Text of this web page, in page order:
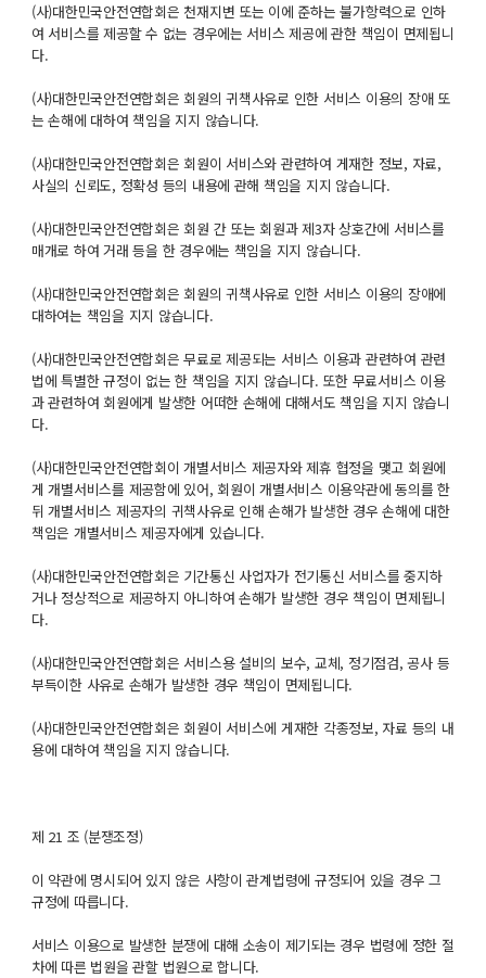
(사)대한민국안전연합회은 천재지변 또는 이에 준하는 불가항력으로 인하
여 서비스를 제공할 수 없는 경우에는 서비스 제공에 관한 책임이 면제됩니
다.
(사)대한민국안전연합회은 회원의 귀책사유로 인한 서비스 이용의 장애 또
는 손해에 대하여 책임을 지지 않습니다.
(사)대한민국안전연합회은 회원이 서비스와 관련하여 게재한 정보, 자료,
사실의 신뢰도, 정확성 등의 내용에 관해 책임을 지지 않습니다.
(사)대한민국안전연합회은 회원 간 또는 회원과 제3자 상호간에 서비스를
매개로 하여 거래 등을 한 경우에는 책임을 지지 않습니다.
(사)대한민국안전연합회은 회원의 귀책사유로 인한 서비스 이용의 장애에
대하여는 책임을 지지 않습니다.
(사)대한민국안전연합회은 무료로 제공되는 서비스 이용과 관련하여 관련
법에 특별한 규정이 없는 한 책임을 지지 않습니다. 또한 무료서비스 이용
과 관련하여 회원에게 발생한 어떠한 손해에 대해서도 책임을 지지 않습니
다.
(사)대한민국안전연합회이 개별서비스 제공자와 제휴 협정을 맺고 회원에
게 개별서비스를 제공함에 있어, 회원이 개별서비스 이용약관에 동의를 한
뒤 개별서비스 제공자의 귀책사유로 인해 손해가 발생한 경우 손해에 대한
책임은 개별서비스 제공자에게 있습니다.
(사)대한민국안전연합회은 기간통신 사업자가 전기통신 서비스를 중지하
거나 정상적으로 제공하지 아니하여 손해가 발생한 경우 책임이 면제됩니
다.
(사)대한민국안전연합회은 서비스용 설비의 보수, 교체, 정기점검, 공사 등
부득이한 사유로 손해가 발생한 경우 책임이 면제됩니다.
(사)대한민국안전연합회은 회원이 서비스에 게재한 각종정보, 자료 등의 내
용에 대하여 책임을 지지 않습니다.
제 21 조 (분쟁조정)
이 약관에 명시되어 있지 않은 사항이 관계법령에 규정되어 있을 경우 그
규정에 따릅니다.
서비스 이용으로 발생한 분쟁에 대해 소송이 제기되는 경우 법령에 정한 절
차에 따른 법원을 관할 법원으로 합니다.